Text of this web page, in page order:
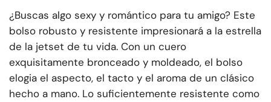
¿Buscas algo sexy y romántico para tu amigo? Este
bolso robusto y resistente impresionará a la estrella
de la jetset de tu vida. Con un cuero
exquisitamente bronceado y moldeado, el bolso
elogia el aspecto, el tacto y el aroma de un clásico
hecho a mano. Lo suficientemente resistente como